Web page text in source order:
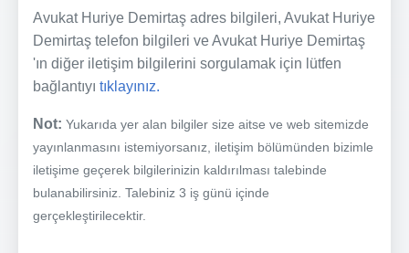
Avukat Huriye Demirtaş adres bilgileri, Avukat Huriye
Demirtaş telefon bilgileri ve Avukat Huriye Demirtaş
'ın diğer iletişim bilgilerini sorgulamak için lütfen
bağlantıyı tıklayınız.
Not: Yukarıda yer alan bilgiler size aitse ve web sitemizde
yayınlanmasını istemiyorsanız, iletişim bölümünden bizimle
iletişime geçerek bilgilerinizin kaldırılması talebinde
bulanabilirsiniz. Talebiniz 3 iş günü içinde
gerçekleştirilecektir.